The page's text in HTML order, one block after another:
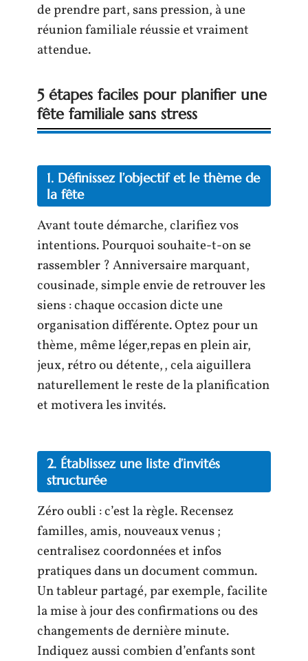
de prendre part, sans pression, à une
réunion familiale réussie et vraiment
attendue.
5 étapes faciles pour planifier une
fête familiale sans stress
1. Définissez l’objectif et le thème de
la fête
Avant toute démarche, clarifiez vos
intentions. Pourquoi souhaite-t-on se
rassembler ? Anniversaire marquant,
cousinade, simple envie de retrouver les
siens : chaque occasion dicte une
organisation différente. Optez pour un
thème, même léger,repas en plein air,
jeux, rétro ou détente,, cela aiguillera
naturellement le reste de la planification
et motivera les invités.
2. Établissez une liste d’invités
structurée
Zéro oubli : c’est la règle. Recensez
familles, amis, nouveaux venus ;
centralisez coordonnées et infos
pratiques dans un document commun.
Un tableur partagé, par exemple, facilite
la mise à jour des confirmations ou des
changements de dernière minute.
Indiquez aussi combien d’enfants sont